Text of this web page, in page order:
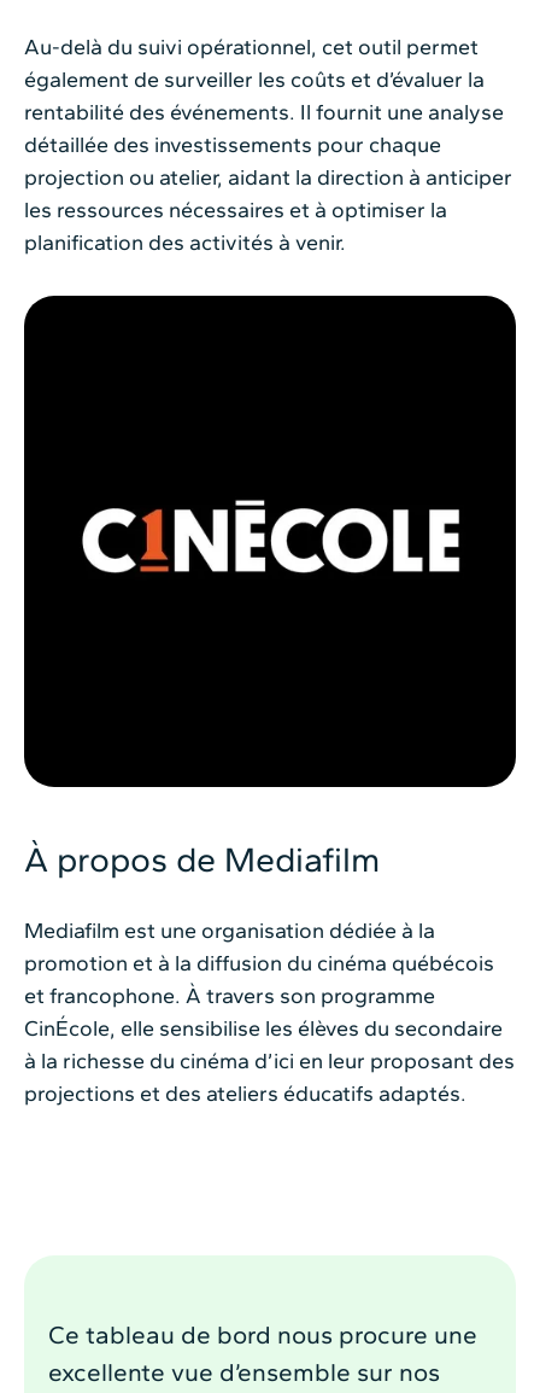
Au-delà du suivi opérationnel, cet outil permet
également de surveiller les coûts et d’évaluer la
rentabilité des événements. Il fournit une analyse
détaillée des investissements pour chaque
projection ou atelier, aidant la direction à anticiper
les ressources nécessaires et à optimiser la
planification des activités à venir.
À propos de Mediafilm
Mediafilm est une organisation dédiée à la
promotion et à la diffusion du cinéma québécois
et francophone. À travers son programme
CinÉcole, elle sensibilise les élèves du secondaire
à la richesse du cinéma d’ici en leur proposant des
projections et des ateliers éducatifs adaptés.
Ce tableau de bord nous procure une
excellente vue d’ensemble sur nos